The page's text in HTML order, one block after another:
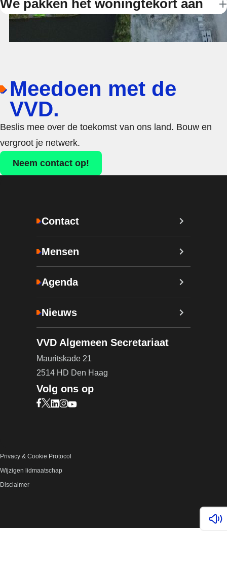
We pakken het woningtekort aan
Meedoen met de
VVD.
Beslis mee over de toekomst van ons land. Bouw en
vergroot je netwerk.
Neem contact op!
Contact
Mensen
Agenda
Nieuws
VVD Algemeen Secretariaat
Mauritskade 21
2514 HD Den Haag
Volg ons op
Bezoek onze Facebook pagina (opent in nieuw
Bezoek onze X pagina (opent in nieuw tabblad)
Bezoek onze LinkedIn pagina (opent in nieuw
Bezoek onze Instagram pagina (opent in
Bezoek onze YouTube pagina (opent in
Privacy & Cookie Protocol
Wijzigen lidmaatschap
Disclaimer